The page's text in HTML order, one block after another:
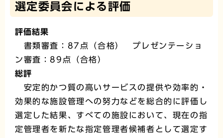
選定委員会による評価
評価結果
書類審査：87点（合格） プレゼンテーショ
ン審査：89点（合格）
総評
安定的かつ質の高いサービスの提供や効率的・
効果的な施設管理への努力などを総合的に評価し
選定した結果、すべての施設において、現在の指
定管理者を新たな指定管理者候補者として選定す